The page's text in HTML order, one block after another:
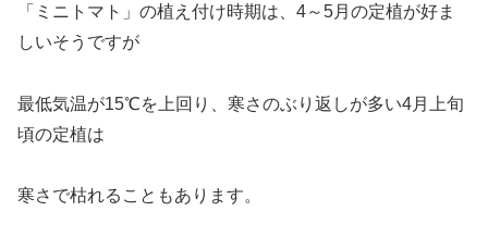
「ミニトマト」の植え付け時期は、4～5月の定植が好ま
しいそうですが
最低気温が15℃を上回り、寒さのぶり返しが多い4月上旬
頃の定植は
寒さで枯れることもあります。